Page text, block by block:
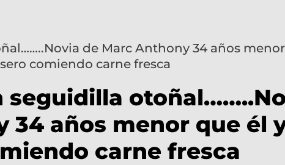
seguidilla
34 años menor que él
carne fresca